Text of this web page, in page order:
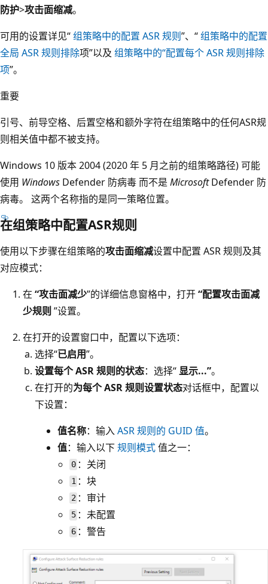
防护>攻击面缩减。
可用的设置详见“组策略中的配置 ASR 规则”、“组策略中的配置
全局 ASR 规则排除项”以及 组策略中的“配置每个 ASR 规则排除
项”。
重要
引号、前导空格、后置空格和额外字符在组策略中的任何ASR规
则相关值中都不被支持。
Windows 10 版本 2004 (2020 年 5 月之前的组策略路径) 可能
使用 Windows Defender 防病毒 而不是 MicrosoftDefender 防
病毒。 这两个名称指的是同一策略位置。
在组策略中配置ASR规则
使用以下步骤在组策略的攻击面缩减设置中配置 ASR 规则及其
对应模式：
在 “攻击面减少”的详细信息窗格中，打开“配置攻击面减
少规则”设置。
在打开的设置窗口中，配置以下选项：
选择“已启用”。
设置每个 ASR 规则的状态：选择“显示...”。
在打开的为每个 ASR 规则设置状态对话框中，配置以
下设置：
值名称：输入ASR 规则的 GUID 值。
值：输入以下规则模式值之一：
0 ：关闭
1 ：块
2 ：审计
5 ：未配置
6 ：警告